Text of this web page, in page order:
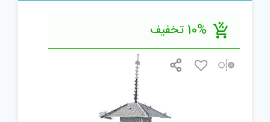
10% تخفیف